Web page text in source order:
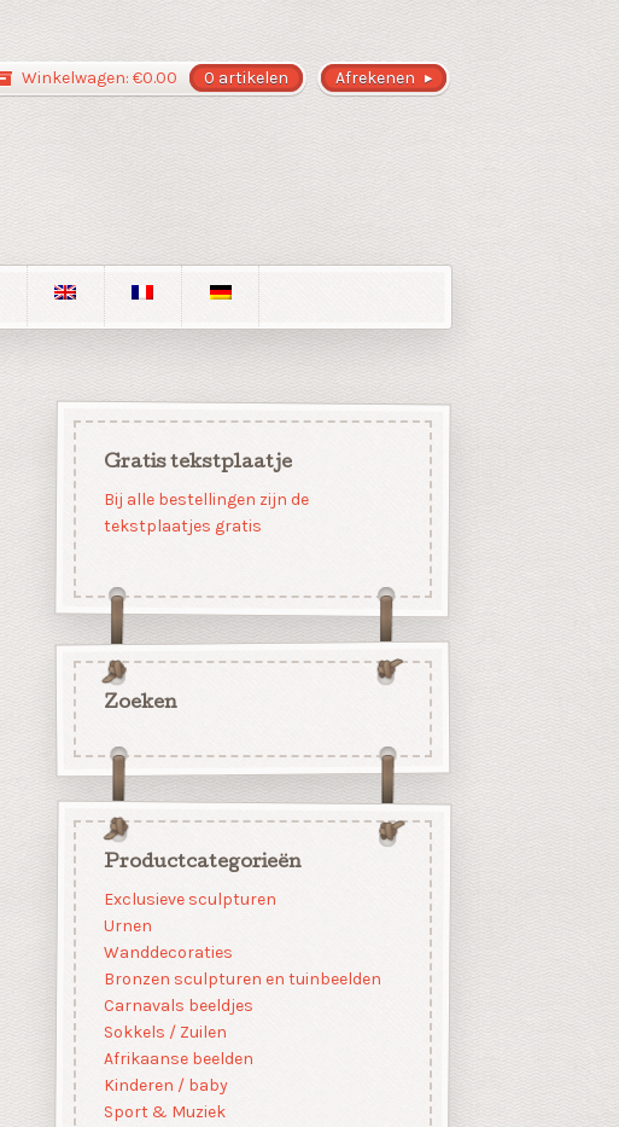
Afrekenen
Winkelwagen: €0.00 0 artikelen
Gratis tekstplaatje
Bij alle bestellingen zijn de
tekstplaatjes gratis
Zoeken
Productcategorieën
Exclusieve sculpturen
Urnen
Wanddecoraties
Bronzen sculpturen en tuinbeelden
Carnavals beeldjes
Sokkels / Zuilen
Afrikaanse beelden
Kinderen / baby
Sport & Muziek